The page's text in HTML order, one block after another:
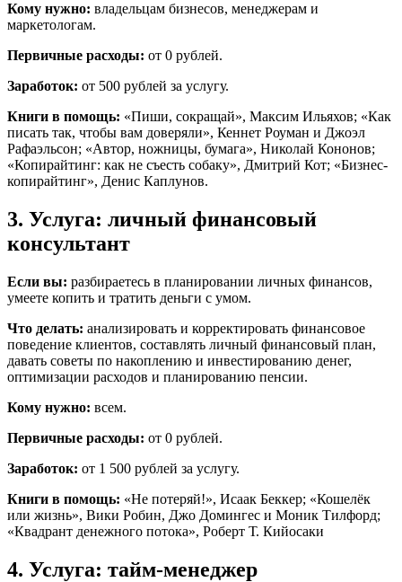
Кому нужно: владельцам бизнесов, менеджерам и
маркетологам.
Первичные расходы: от 0 рублей.
Заработок: от 500 рублей за услугу.
Книги в помощь: «Пиши, сокращай», Максим Ильяхов; «Как
писать так, чтобы вам доверяли», Кеннет Роуман и Джоэл
Рафаэльсон; «Автор, ножницы, бумага», Николай Кононов;
«Копирайтинг: как не съесть собаку», Дмитрий Кот; «Бизнес-
копирайтинг», Денис Каплунов.
3. Услуга: личный финансовый
консультант
Если вы: разбираетесь в планировании личных финансов,
умеете копить и тратить деньги с умом.
Что делать: анализировать и корректировать финансовое
поведение клиентов, составлять личный финансовый план,
давать советы по накоплению и инвестированию денег,
оптимизации расходов и планированию пенсии.
Кому нужно: всем.
Первичные расходы: от 0 рублей.
Заработок: от 1 500 рублей за услугу.
Книги в помощь: «Не потеряй!», Исаак Беккер; «Кошелёк
или жизнь», Вики Робин, Джо Домингес и Моник Тилфорд;
«Квадрант денежного потока», Роберт Т. Кийосаки
4. Услуга: тайм-менеджер